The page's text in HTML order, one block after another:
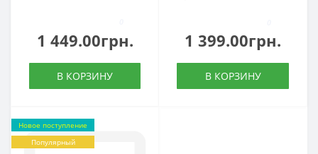
1 449.00грн.
В КОРЗИНУ
1 399.00грн.
В КОРЗИНУ
Новое поступление
Популярный